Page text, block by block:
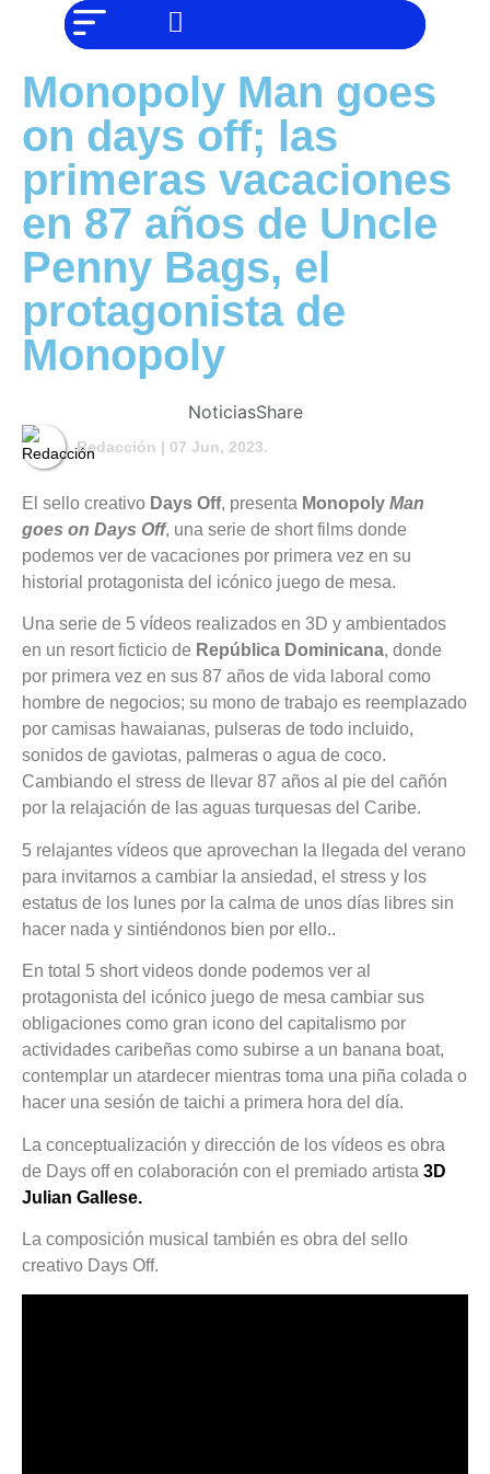
Entrevistas
Foodie
Cultura
Mix
series
Barras
Del
Mes
PERO IGUAL
AYUDAR
Monopoly Man goes
on days off; las
primeras vacaciones
en 87 años de Uncle
Penny Bags, el
protagonista de
Monopoly
NoticiasShare
Redacción | 07 Jun, 2023.
El sello creativo Days Off, presenta Monopoly Man
goes on Days Off, una serie de short films donde
podemos ver de vacaciones por primera vez en su
historial protagonista del icónico juego de mesa.
Una serie de 5 vídeos realizados en 3D y ambientados
en un resort ficticio de República Dominicana, donde
por primera vez en sus 87 años de vida laboral como
hombre de negocios; su mono de trabajo es reemplazado
por camisas hawaianas, pulseras de todo incluido,
sonidos de gaviotas, palmeras o agua de coco.
Cambiando el stress de llevar 87 años al pie del cañón
por la relajación de las aguas turquesas del Caribe.
5 relajantes vídeos que aprovechan la llegada del verano
para invitarnos a cambiar la ansiedad, el stress y los
estatus de los lunes por la calma de unos días libres sin
hacer nada y sintiéndonos bien por ello..
En total 5 short videos donde podemos ver al
protagonista del icónico juego de mesa cambiar sus
obligaciones como gran icono del capitalismo por
actividades caribeñas como subirse a un banana boat,
contemplar un atardecer mientras toma una piña colada o
hacer una sesión de taichi a primera hora del día.
La conceptualización y dirección de los vídeos es obra
de Days off en colaboración con el premiado artista 3D
Julian Gallese.
La composición musical también es obra del sello
creativo Days Off.